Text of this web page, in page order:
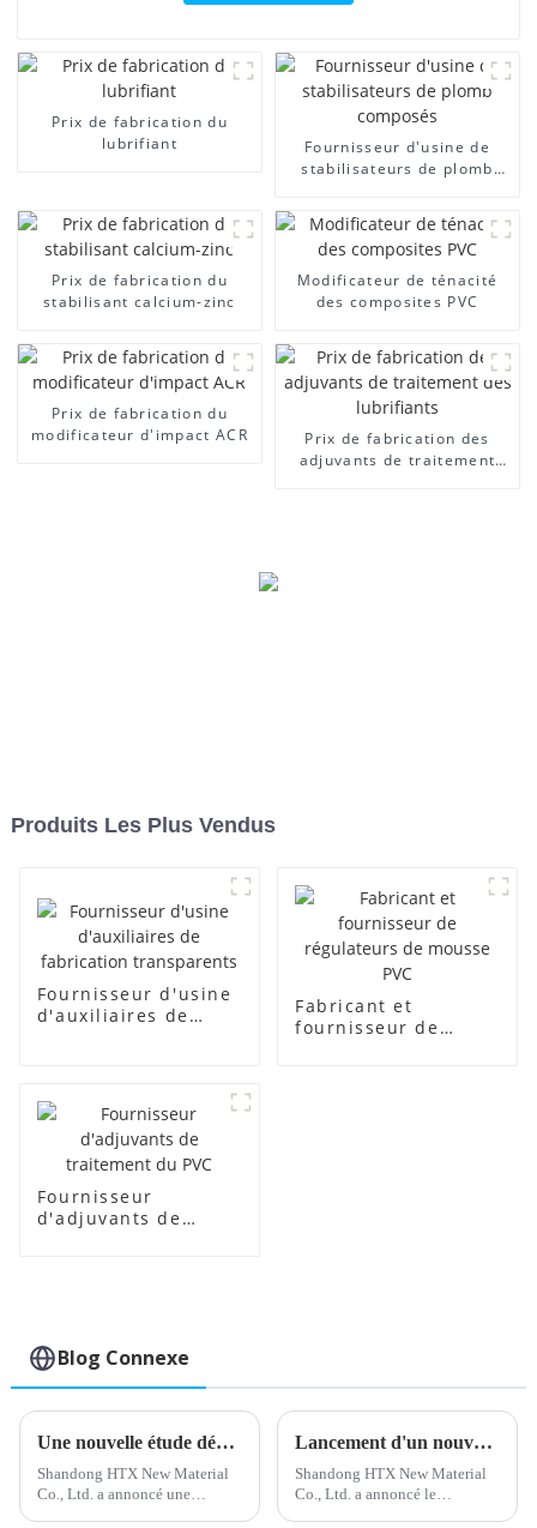
Prix ​​de fabrication du
lubrifiant
Fournisseur d'usine de
stabilisateurs de plomb
Prix ​​de fabrication du
stabilisant calcium-zinc
Modificateur de ténacité
des composites PVC
Prix ​​de fabrication du
modificateur d'impact ACR
Prix ​​de fabrication des
adjuvants de traitement
Produits Les Plus Vendus
Fournisseur d'usine
d'auxiliaires de
Fabricant et
fournisseur de
Fournisseur
d'adjuvants de
Blog Connexe
Une nouvelle étude démontre le potentiel du polyéthylène chloré dans l'industrie du plastique
Shandong HTX New Material
Co., Ltd. a annoncé une
Lancement d'un nouveau stabilisant calcium-zinc pour une meilleure performance du produit
Shandong HTX New Material
Co., Ltd. a annoncé le